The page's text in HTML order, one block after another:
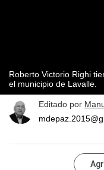
Roberto Victorio Righi
el municipio de Lavalle.
Editado por